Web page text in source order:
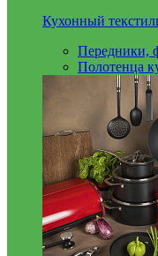
Кухонный
Передники,
Полотенца